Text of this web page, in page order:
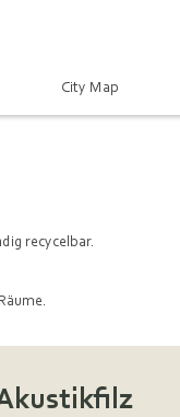
City Map
recycelbar.